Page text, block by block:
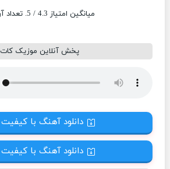
میانگین امتیاز 4.3 / 5. تعداد آرا:
پخش آنلاین موزیک کات
دانلود آهنگ با کیفیت 320
دانلود آهنگ با کیفیت 128